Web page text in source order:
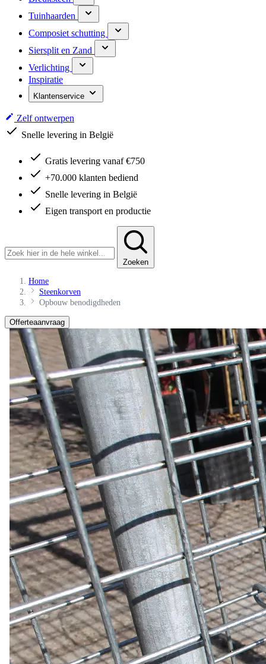
Tuinhaarden
Composiet schutting
Siersplit en Zand
Verlichting
Inspiratie
Klantenservice
Zelf ontwerpen
Snelle levering in België
Gratis levering vanaf €750
+70.000 klanten bediend
Snelle levering in België
Eigen transport en productie
Zoeken
Home
Steenkorven
Opbouw benodigdheden
Offerteaanvraag